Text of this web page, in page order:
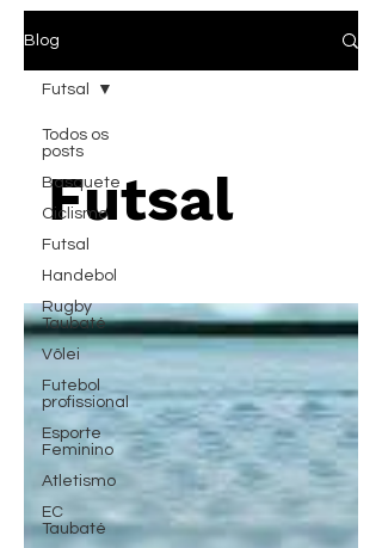
Blog
Todos os
posts
Basquete
Ciclismo
Futsal
Handebol
Rugby
Taubaté
Vôlei
Futebol
profissional
Esporte
Feminino
Atletismo
EC
Taubaté
Futsal
Futsal